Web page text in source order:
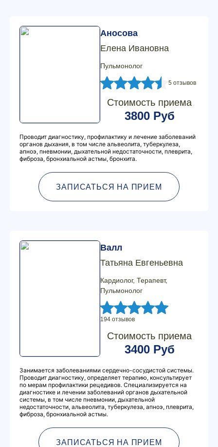
Аносова
Елена Ивановна
Пульмонолог
5 отзывов
Стоимость приема
3800 Руб
Проводит диагностику, профилактику и лечение заболеваний
органов дыхания, в том числе альвеолита, туберкулеза,
апноэ, пневмонии, дыхательной недостаточности, плеврита,
фиброза, бронхиальной астмы, бронхита.
ЗАПИСАТЬСЯ НА ПРИЕМ
Валл
Татьяна Евгеньевна
Кардиолог, Терапевт,
Пульмонолог
194 отзывов
Стоимость приема
3400 Руб
Занимается заболеваниями сердечно-сосудистой системы.
Проводит диагностику, определяет терапию, консультирует
по мерам профилактики рецедивов. Специализируется на
диагностике и лечении заболеваний органов дыхательной
системы, в том числе пневмонии, дыхательной
недостаточности, альвеолита, туберкулеза, апноэ, плеврита,
фиброза, бронхиальной астмы.
ЗАПИСАТЬСЯ НА ПРИЕМ